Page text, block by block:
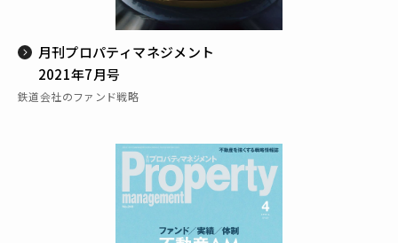
月刊プロパティマネジメント
2021年7月号
鉄道会社のファンド戦略